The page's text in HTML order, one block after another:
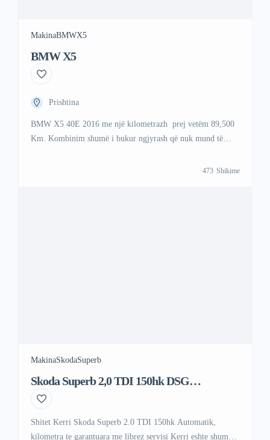
MakinaBMWX5
BMW X5
Prishtina
BMW X5 40E 2016 me një kilometrazh prej vetëm 89,500
Km. Kombinim shumë i bukur ngjyrash që nuk mund të
me një brendshme ngjyrë kafe . Viber +47 41 000 558
473 Shikime
MakinaSkodaSuperb
Skoda Superb 2,0 TDI 150hk DSG
Automatik
Shitet Kerri Skoda Superb 2.0 TDI 150hk Automatik,
kilometra te garantuara me librez servisi Kerri eshte shume i